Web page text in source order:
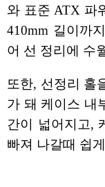
와 표준 ATX 파
410mm 길이까
어 선 정리에 수
또한, 선정리 홀
가 돼 케이스 내
간이 넓어지고,
빠져 나갈때 쉽